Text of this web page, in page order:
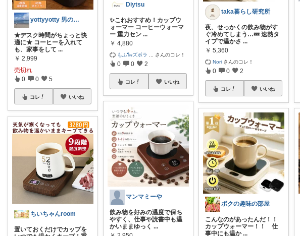
yottyyotty 男の子ママの暮らし
★デスク時間がちょっと快
適に★ コーヒーを入れて
も、家事をして ...
￥ 2,999
売切れ
0 0 5
コレ いいね
ちいちゃんroom
置いておくだけでカップを
Diytsu
✨これおすすめ！カップウ
ォーマー コーヒーウォーマ
ー 重力セン ...
￥ 4,880
もふ🐑ズボラ さんのコレ！
0 0 2
コレ いいね
マンマミーや
飲み物を好みの温度で保ち
やすく、仕事や読書中も温
かいままゆっく ...
taka暮らし研究所
夜、せっかくの飲み物がす
ぐ冷めてしまう…💤 速熱タ
イプで温かさ ...
￥ 5,360
Nori さんのコレ！
0 0 2
コレ いいね
ボクの趣味の部屋
こんなのがあったんだ！！
カップウォーマー！！ 仕
事中にも温か ...